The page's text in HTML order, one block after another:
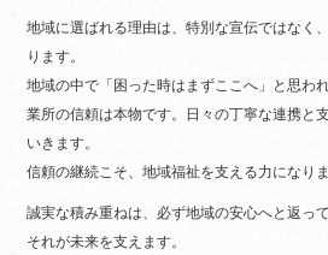
地域に選ばれる理由は、特別な宣伝ではなく
ります。
地域の中で「困った時はまずここへ」と思わ
業所の信頼は本物です。日々の丁寧な連携と
いきます。
信頼の継続こそ、地域福祉を支える力になりま
誠実な積み重ねは、必ず地域の安心へと返っ
それが未来を支えます。